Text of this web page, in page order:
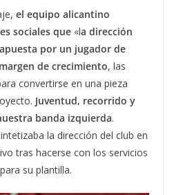
el equipo alicantino
sociales que «la dirección
por un jugador de
de crecimiento, las
convertirse en una pieza
Juventud, recorrido y
banda izquierda.
la dirección del club en
tras hacerse con los servicios
su plantilla.